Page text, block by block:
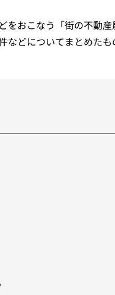
おこなう「街の不動
どについてまとめたも